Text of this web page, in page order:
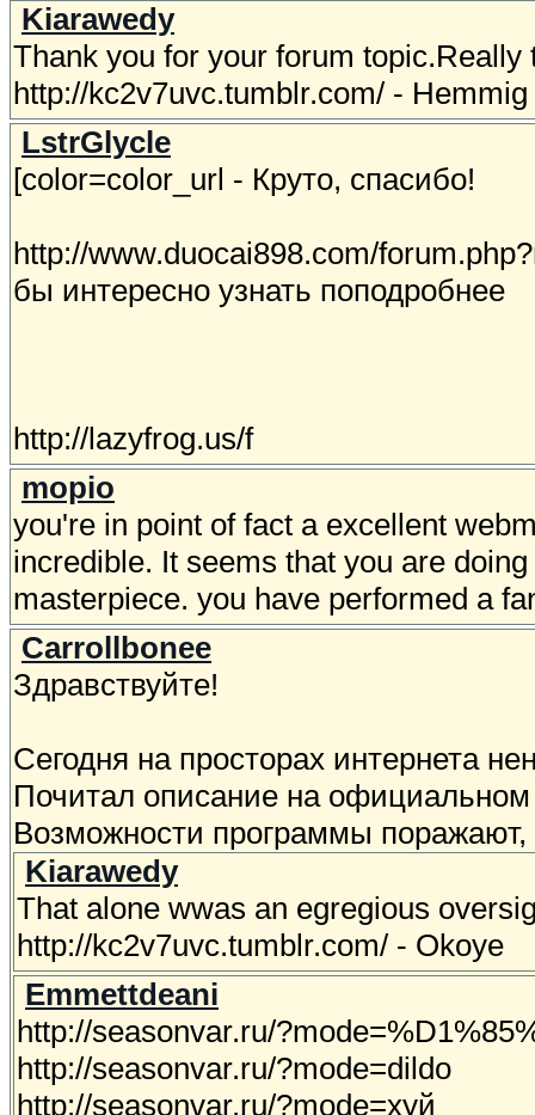
Kiarawedy
Thank you for your forum topic.Really
http://kc2v7uvc.tumblr.com/ - Hemmig
LstrGlycle
[color=color_url - Круто, спасибо!
http://www.duocai898.com/
бы интересно узнать поподробнее
http://lazyfrog.us/f
mopio
you're in point of fact a excellent
incredible. It seems that you are
masterpiece. you have performed a
Carrollbonee
Здравствуйте!
Сегодня на просторах интернета
Почитал описание на официальном
Возможности программы поражают,
Kiarawedy
That alone wwas an egregious
http://kc2v7uvc.tumblr.com/ - Okoye
Emmettdeani
http://seasonvar.ru/
http://seasonvar.ru/?mode=dildo
http://seasonvar.ru/?mode=хуй